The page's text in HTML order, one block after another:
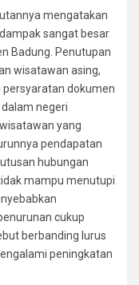
mengatakan
sangat besar
Badung. Penutupan
wisatawan asing,
persyaratan dokumen
negeri
yang
pendapatan
hubungan
mampu menutupi
cukup
berbanding lurus
peningkatan